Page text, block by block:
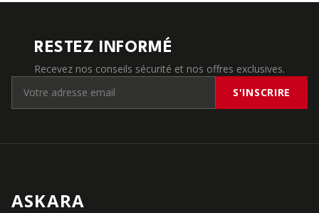
RESTEZ INFORMÉ
Recevez nos conseils sécurité et nos offres exclusives.
S'INSCRIRE
ASKARA